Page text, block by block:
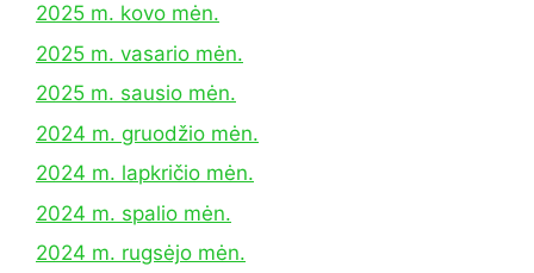
2025 m. kovo mėn.
2025 m. vasario mėn.
2025 m. sausio mėn.
2024 m. gruodžio mėn.
2024 m. lapkričio mėn.
2024 m. spalio mėn.
2024 m. rugsėjo mėn.